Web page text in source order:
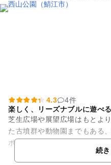
4.3
4件
楽しく、リーズナブルに遊べ
芝生広場や展望広場はもとよ
た古墳群や動物園までもある
ポット。そしてつつじの名所
じまつり」が開催され多くの...
続